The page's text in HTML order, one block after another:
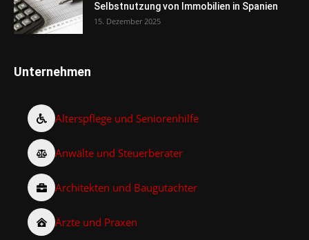
Selbstnutzung von Immobilien in Spanien
15. Dezember 2025
Unternehmen
Alterspflege und Seniorenhilfe
Anwälte und Steuerberater
Architekten und Baugutachter
Ärzte und Praxen